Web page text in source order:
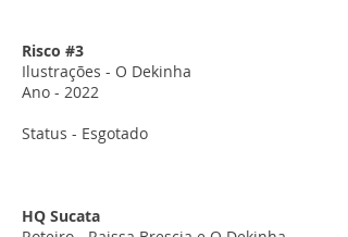
Risco #3
Ilustrações - O Dekinha
Ano - 2022
Status - Esgotado
HQ Sucata